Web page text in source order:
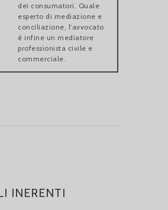
dei consumatori. Quale
esperto di mediazione e
conciliazione, l'avvocato
è infine un mediatore
professionista civile e
commerciale.
INERENTI